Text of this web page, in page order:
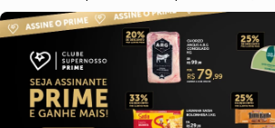
5º vinhos
6º biscoito